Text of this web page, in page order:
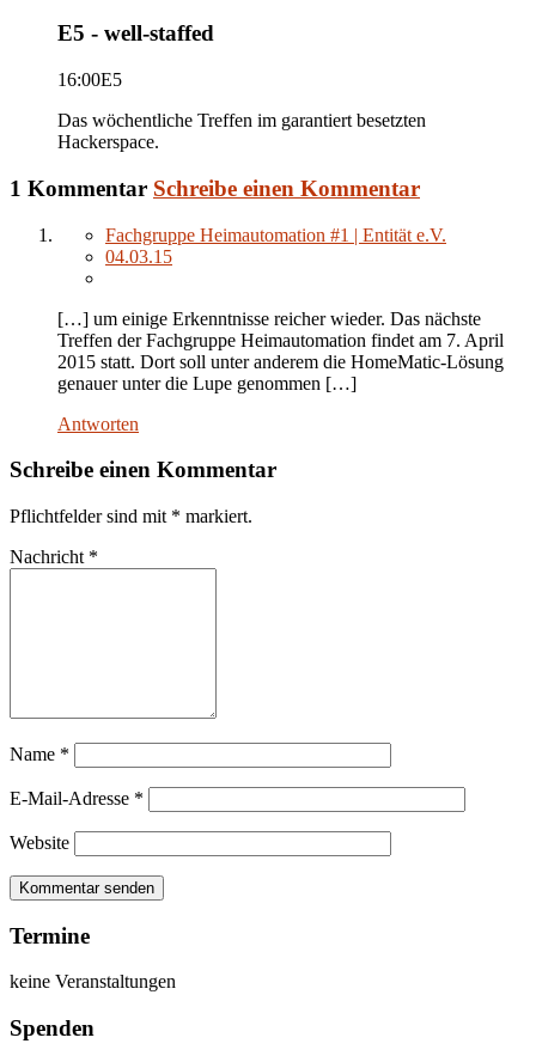
E5 - well-staffed
16:00E5
Das wöchentliche Treffen im garantiert besetzten
Hackerspace.
1 Kommentar Schreibe einen Kommentar
Fachgruppe Heimautomation #1 | Entität e.V.
04.03.15
[…] um einige Erkenntnisse reicher wieder. Das nächste
Treffen der Fachgruppe Heimautomation findet am 7. April
2015 statt. Dort soll unter anderem die HomeMatic-Lösung
genauer unter die Lupe genommen […]
Antworten
Schreibe einen Kommentar
Pflichtfelder sind mit * markiert.
Nachricht *
Name *
E-Mail-Adresse *
Website
Termine
keine Veranstaltungen
Spenden